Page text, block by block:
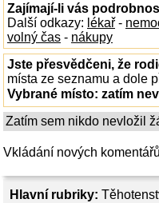
Hlavní rubriky:
Zajímají-li vás
Další odkazy: lékař -
volný čas - nákupy
Jste přesvědčeni, že
místa ze seznamu a dole
Vybrané místo: zatím
Zatím sem nikdo nevložil
Vkládání nových